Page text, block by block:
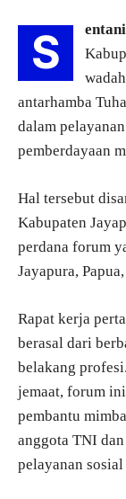
S
antarhamba
dalam
pemberdayaan
Hal tersebut
Kabupaten
perdana forum
Jayapura,
Rapat kerja
berasal dari
belakang
jemaat, forum
pembantu
anggota TNI
pelayanan